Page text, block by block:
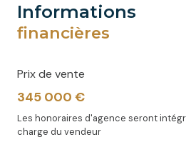
informations
financières
Prix de vente
345 000 €
Les honoraires d'agence seront
charge du vendeur